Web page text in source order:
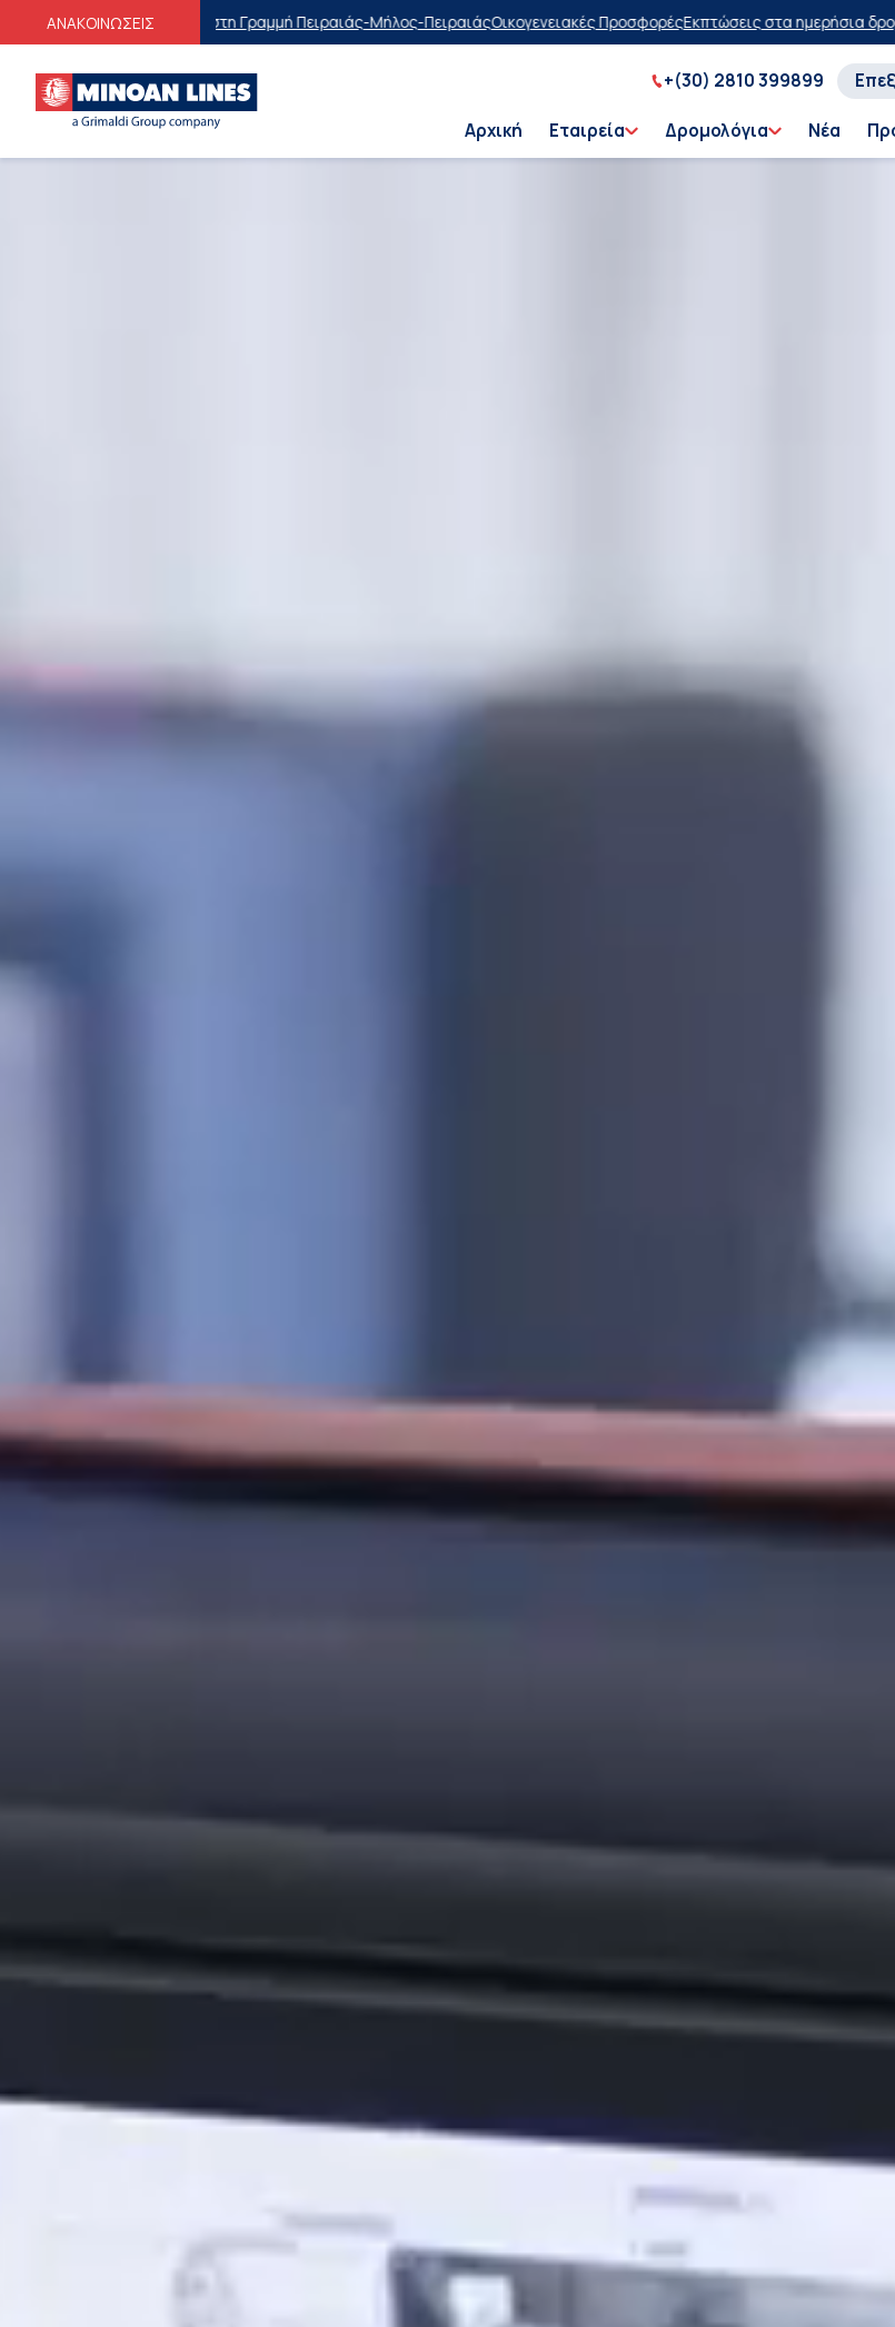
ΑΝΑΚΟΙΝΩΣΕΙΣ
Γραμμή Πειραιάς-Μήλος-ΠειραιάςΟικογενειακές ΠροσφορέςΕκπτώσεις στα ημερήσια δρομολόγιαΑγοράστε τώρα,
+(30) 2810 399899
Αρχική Εταιρεία Δρομολόγια Νέα